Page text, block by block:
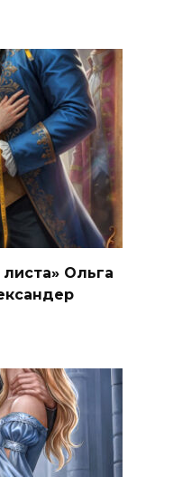
Ольга